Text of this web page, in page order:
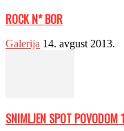
ROCK N* BOR
Galerija 14. avgust 2013.
SNIMLJEN SPOT POVODOM